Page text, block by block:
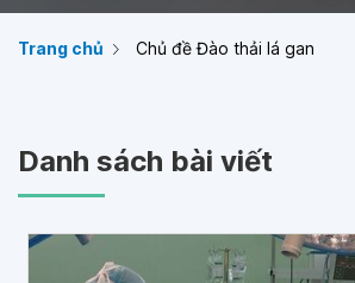
Trang chủ Chủ đề Đào thải lá gan
Danh sách bài viết